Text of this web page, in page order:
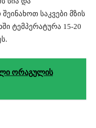
საკვები მზის
ტემპერატურა 15-20
ორაგულის